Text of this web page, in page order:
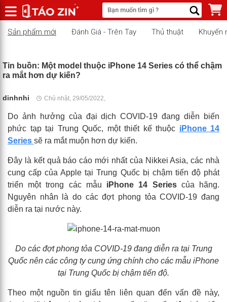
Sản phẩm mới Đánh Giá - Trên Tay Thủ thuật Khuyến
Tin buồn: Một model thuộc iPhone 14 Series có thể chậm
ra mắt hơn dự kiến?
dinhnhi Chủ nhật, 29/05/2022,
Do ảnh hưởng của đại dịch COVID-19 đang diễn biến
phức tạp tại Trung Quốc, một thiết kế thuộc iPhone 14
Series sẽ ra mắt muộn hơn dự kiến.
Đây là kết quả báo cáo mới nhất của Nikkei Asia, các nhà
cung cấp của Apple tại Trung Quốc bị chậm tiến độ phát
triển một trong các mẫu iPhone 14 Series của hãng.
Nguyên nhân là do các đợt phong tỏa COVID-19 đang
diễn ra tại nước này.
Do các đợt phong tỏa COVID-19 đang diễn ra tại Trung
Quốc nên các công ty cung ứng chính cho các mẫu iPhone
tại Trung Quốc bị chậm tiến độ.
Theo một nguồn tin giấu tên liên quan đến vấn đề này,